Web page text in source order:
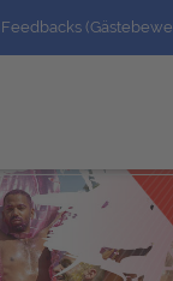
Feedbacks